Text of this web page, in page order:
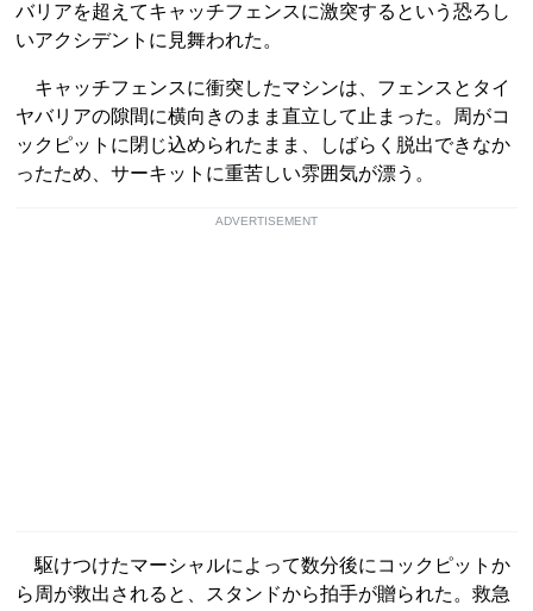
バリアを超えてキャッチフェンスに激突するという恐ろし
いアクシデントに見舞われた。
キャッチフェンスに衝突したマシンは、フェンスとタイ
ヤバリアの隙間に横向きのまま直立して止まった。周がコ
ックピットに閉じ込められたまま、しばらく脱出できなか
ったため、サーキットに重苦しい雰囲気が漂う。
ADVERTISEMENT
駆けつけたマーシャルによって数分後にコックピットか
ら周が救出されると、スタンドから拍手が贈られた。救急